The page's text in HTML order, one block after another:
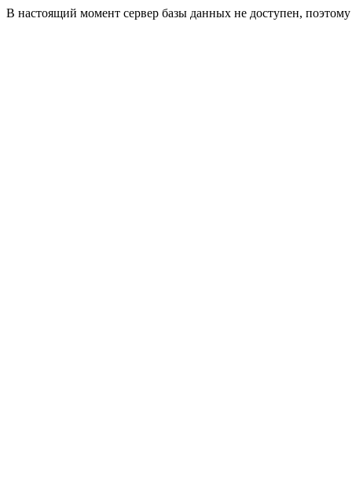
В настоящий момент сервер базы данных не доступен,